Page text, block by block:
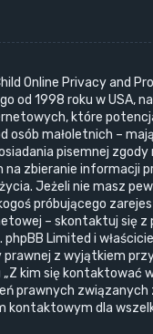
Online Privacy and
od 1998 roku w USA,
które
osób małoletnich –
pisemnej zgody
na zbieranie informacji
Jeżeli nie masz
próbującego
– skontaktuj się z
phpBB Limited i
z wyjątkiem
kim się kontaktować
prawnych związanych
kontaktowym dla